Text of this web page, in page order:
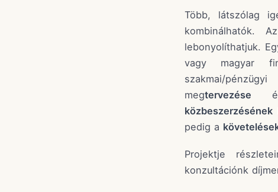
Több, látszólag
kombinálhatók.
lebonyolíthatjuk.
vagy magyar
szakmai/pénzügyi
megtervezése és
közbeszerzésének
pedig a
Projektje
konzultációnk